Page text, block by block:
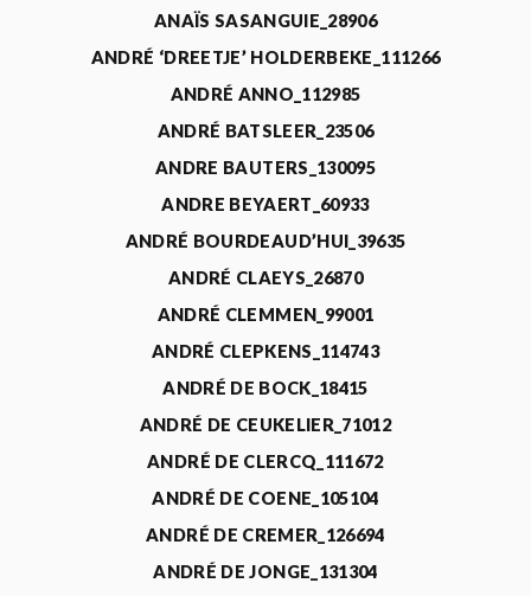
ANAÏS SASANGUIE_28906
ANDRÉ ‘DREETJE’ HOLDERBEKE_111266
ANDRÉ ANNO_112985
ANDRÉ BATSLEER_23506
ANDRE BAUTERS_130095
ANDRE BEYAERT_60933
ANDRÉ BOURDEAUD’HUI_39635
ANDRÉ CLAEYS_26870
ANDRÉ CLEMMEN_99001
ANDRÉ CLEPKENS_114743
ANDRÉ DE BOCK_18415
ANDRÉ DE CEUKELIER_71012
ANDRÉ DE CLERCQ_111672
ANDRÉ DE COENE_105104
ANDRÉ DE CREMER_126694
ANDRÉ DE JONGE_131304